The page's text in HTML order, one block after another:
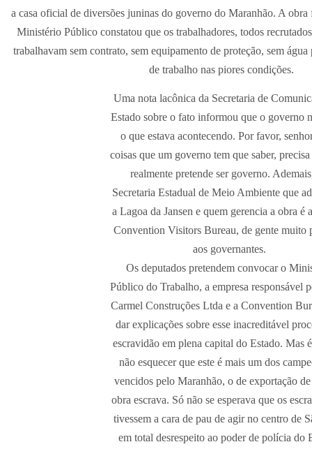
a casa oficial de diversões juninas do governo do Maranhão. A obra
Ministério Público constatou que os trabalhadores, todos
trabalhavam sem contrato, sem equipamento de proteção, sem
de trabalho nas piores condições.
Uma nota lacônica da Secretaria de
Estado sobre o fato informou que o governo
o que estava acontecendo. Por favor,
coisas que um governo tem que saber, precisa
realmente pretende ser governo.
Secretaria Estadual de Meio Ambiente que
a Lagoa da Jansen e quem gerencia a obra é
Convention Visitors Bureau, de gente muito
aos governantes.
Os deputados pretendem convocar o
Público do Trabalho, a empresa responsável
Carmel Construções Ltda e a Convention
dar explicações sobre esse inacreditável
escravidão em plena capital do Estado. Mas
não esquecer que este é mais um dos
vencidos pelo Maranhão, o de exportação
obra escrava. Só não se esperava que os
tivessem a cara de pau de agir no centro de
em total desrespeito ao poder de polícia do